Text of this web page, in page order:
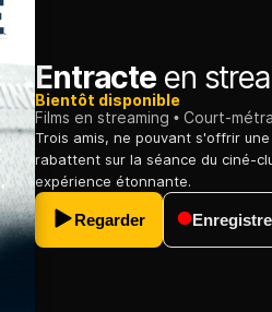
Entracte en
Bientôt disponible
Films en streaming
Court-
Trois amis, ne pouvant s'offrir
rabattent sur la séance du ciné-
expérience étonnante.
Regarder